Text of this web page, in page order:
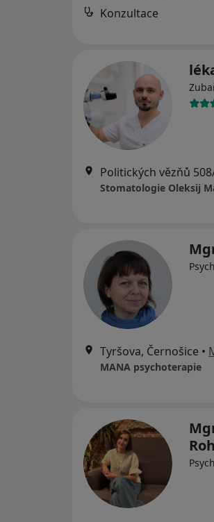
Konzultace
Politických vězňů
Stomatologie Oleksij
Tyršova, Černošice •
MANA psychoterapie